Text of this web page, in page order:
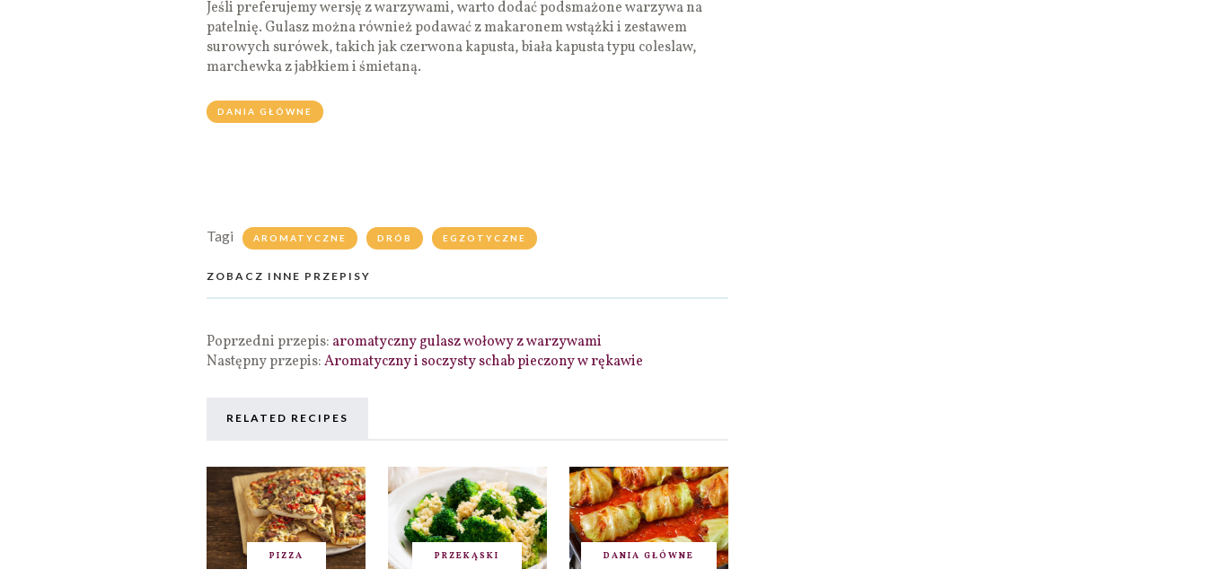
Jeśli preferujemy wersję z warzywami, warto dodać podsmażone warzywa na
patelnię. Gulasz można również podawać z makaronem wstążki i zestawem
surowych surówek, takich jak czerwona kapusta, biała kapusta typu coleslaw,
marchewka z jabłkiem i śmietaną.
DANIA GŁÓWNE
Tagi AROMATYCZNE DRÓB EGZOTYCZNE
ZOBACZ INNE PRZEPISY
Poprzedni przepis: aromatyczny gulasz wołowy z warzywami
Następny przepis:Aromatyczny i soczysty schab pieczony w rękawie
RELATED RECIPES
PIZZA PRZEKĄSKI DANIA GŁÓWNE